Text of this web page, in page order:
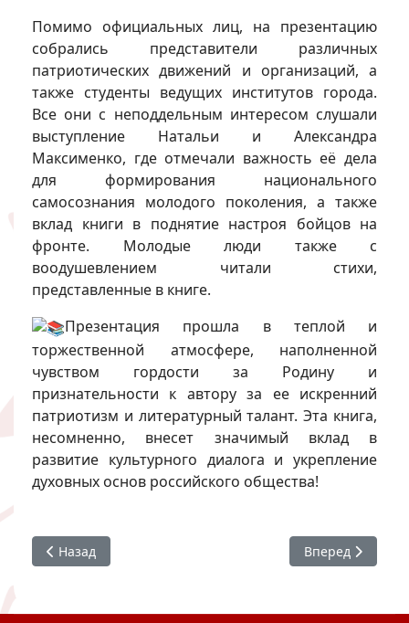
Помимо официальных лиц, на презентацию
собрались представители различных
патриотических движений и организаций, а
также студенты ведущих институтов города.
Все они с неподдельным интересом слушали
выступление Натальи и Александра
Максименко, где отмечали важность её дела
для формирования национального
самосознания молодого поколения, а также
вклад книги в поднятие настроя бойцов на
фронте. Молодые люди также с
воодушевлением читали стихи,
представленные в книге.
Презентация прошла в теплой и
торжественной атмосфере, наполненной
чувством гордости за Родину и
признательности к автору за ее искренний
патриотизм и литературный талант. Эта книга,
несомненно, внесет значимый вклад в
развитие культурного диалога и укрепление
духовных основ российского общества!
Предыдущий: Студенческая филармония ХГИК
Назад Следующий:
Вперед